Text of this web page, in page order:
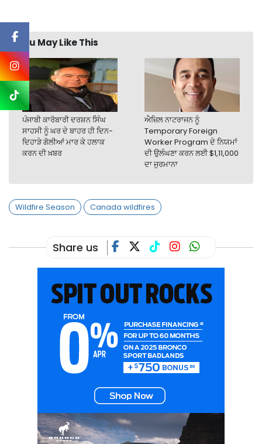
You May Like This
ਪੰਜਾਬੀ ਕਾਰੋਬਾਰੀ ਦਰਸ਼ਨ ਸਿੰਘ
ਸਾਹਸੀ ਨੂੰ ਘਰ ਦੇ ਬਾਹਰ ਹੀ ਦਿਨ-
ਦਿਹਾੜੇ ਗੋਲੀਆਂ ਮਾਰ ਕੇ ਹਲਾਕ
ਕਰਨ ਦੀ ਖ਼ਬਰ
ਐਜ਼ਿਲ ਨਾਟਰਾਜਨ ਨੂੰ
Temporary Foreign
Worker Program ਦੇ ਨਿਯਮਾਂ
ਦੀ ਉਲੰਘਣਾ ਕਰਨ ਲਈ $1,11,000
ਦਾ ਜੁਰਮਾਨਾ
Wildfire Season Canada wildfires
Share us